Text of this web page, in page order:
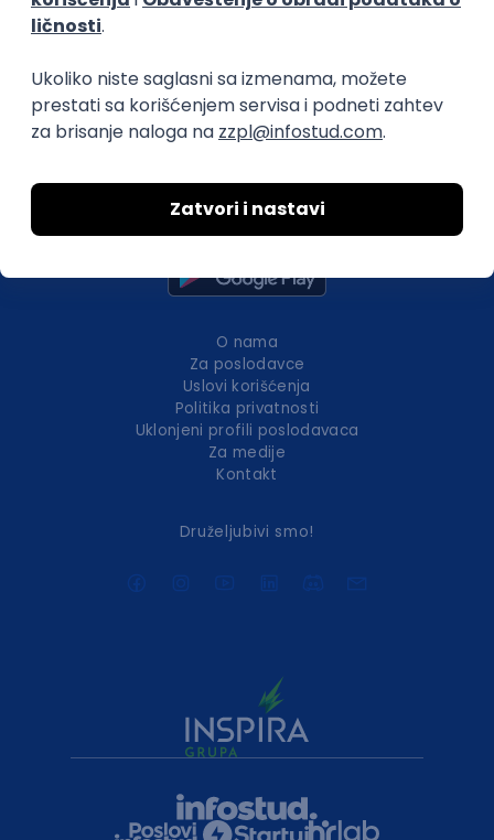
Okupljamo IT zajednicu, podižemo
transparentnost domaćeg IT tržišta rada i
O nama
Za poslodavce
Uslovi korišćenja
Politika privatnosti
Uklonjeni profili poslodavaca
Za medije
Kontakt
Druželjubivi smo!